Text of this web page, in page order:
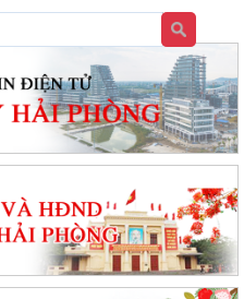
Phòng tiếp xúc cử tri sau Kỳ họp
quốc gia về an toàn trong sử
kinh tế tư nhân tại đặc khu Cát